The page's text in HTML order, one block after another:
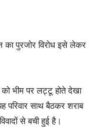
का पुरजोर विरोध इसे लेकर
को भीम पर लट्‍टू होते देखा
परिवार साथ बैठकर शराब
से बची हुई है।